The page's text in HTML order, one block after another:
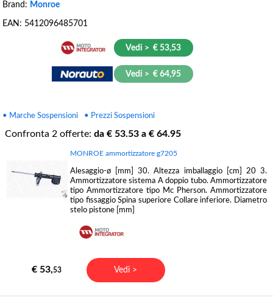
Brand: Monroe
EAN: 5412096485701
Vedi > € 53,53
Vedi > € 64,95
• Marche Sospensioni • Prezzi Sospensioni
Confronta 2 offerte: da € 53.53 a € 64.95
MONROE ammortizzatore g7205
Alesaggio-ø [mm] 30. Altezza imballaggio [cm] 20 3.
Ammortizzatore sistema A doppio tubo. Ammortizzatore
tipo Ammortizzatore tipo Mc Pherson. Ammortizzatore
tipo fissaggio Spina superiore Collare inferiore. Diametro
stelo pistone [mm]
€ 53,53 Vedi >